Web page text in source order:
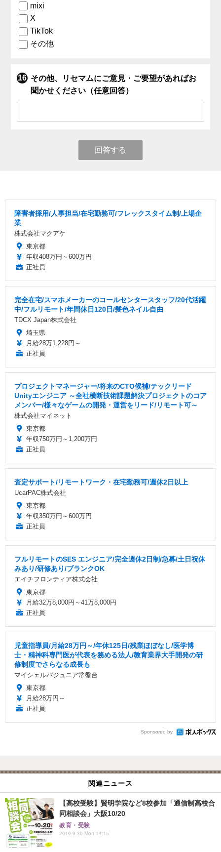
mixi
X
TikTok
その他
その他、リセマムにご意見・ご要望があればお
聞かせください（任意回答）
回答する
障害者採用/人事担当/在宅勤務可/フレックスタイム制/上場企
業
株式会社マクアケ
東京都
年収408万円～600万円
正社員
完全在宅/スマホメーカーのコールセンタースタッフ/20代活躍
中/フルリモート/年間休日120日/髪色ネイル自由
TDCX Japan株式会社
埼玉県
月給28万1,228円～
正社員
プロジェクトマネージャー/将来のCTO候補/テックリード
Unityエンジニア ～全社横断技術課題解決プロジェクトのコア
メンバー/様々なゲームの開発・運営をリード/リモート可～
株式会社マイネット
東京都
年収750万円～1,200万円
正社員
査定サポート/リモートワーク・在宅勤務可/週休2日以上
UcarPAC株式会社
東京都
年収350万円～600万円
正社員
フルリモートのSES エンジニア/完全週休2日制/急募/土日祝休
みあり/研修あり/ブランクOK
エイチフロンティア株式会社
東京都
月給32万8,000円～41万8,000円
正社員
児童指導員/月給28万円～/年休125日/残業ほぼなし/医学博
士・精神科専門医が代表を務める法人/教育業界大手開発の研
修制度でさらなる成長も
マイシェルパジュニア常盤台
東京都
月給28万円～
正社員
Sponsored by
関連ニュース
【高校受験】賢明学院など8校参加「通信制高校合
同相談会」大阪10/20
教育・受験
2019.9.30 Mon 14:15